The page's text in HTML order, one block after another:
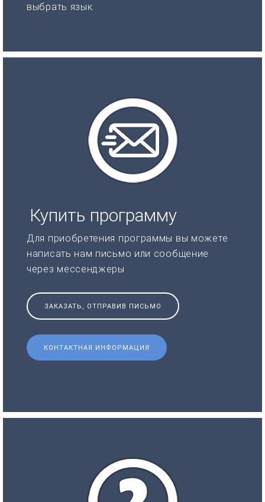
выбрать язык.
Купить программу
Для приобретения программы вы можете
написать нам письмо или сообщение
через мессенджеры
ЗАКАЗАТЬ, ОТПРАВИВ ПИСЬМО
КОНТАКТНАЯ ИНФОРМАЦИЯ